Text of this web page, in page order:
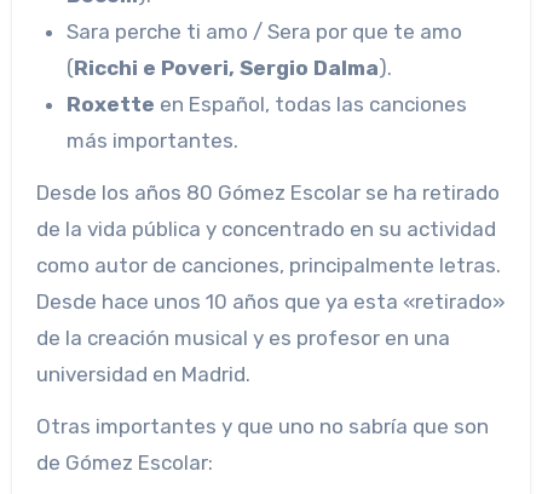
Sara perche ti amo / Sera por que te amo
(Ricchi e Poveri, Sergio Dalma).
Roxette en Español, todas las canciones
más importantes.
Desde los años 80 Gómez Escolar se ha retirado
de la vida pública y concentrado en su actividad
como autor de canciones, principalmente letras.​
Desde hace unos 10 años que ya esta «retirado»
de la creación musical y es profesor en una
universidad en Madrid.
Otras importantes y que uno no sabría que son
de Gómez Escolar: